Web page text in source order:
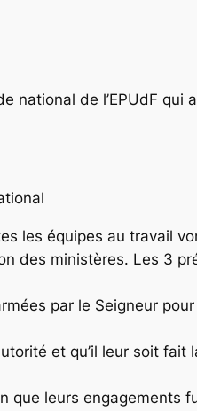
national de l’EPUdF
les équipes au travail
des ministères. Les 3
par le Seigneur
et qu’il leur soit
que leurs engagements